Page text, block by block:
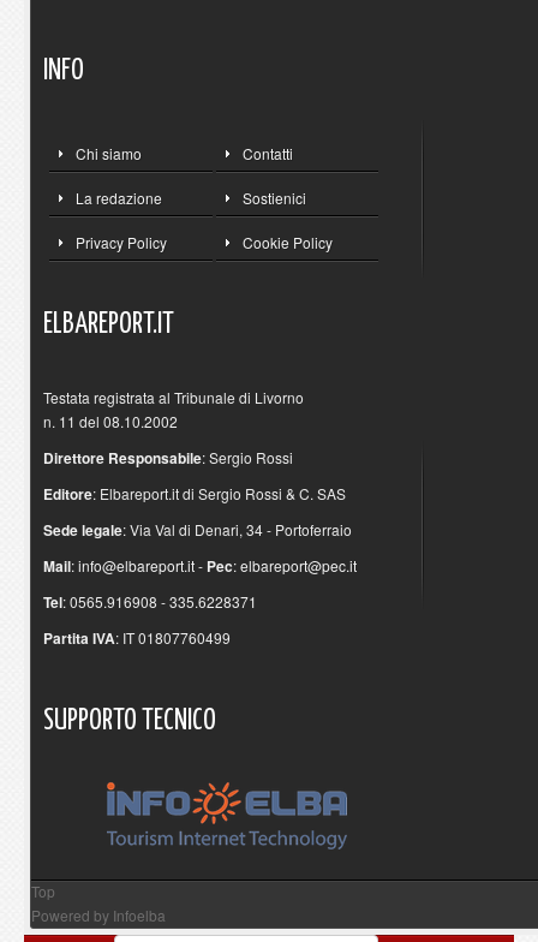
INFO
Chi siamo Contatti
La redazione Sostienici
Privacy Policy Cookie Policy
ELBAREPORT.IT
Testata registrata al Tribunale di Livorno
n. 11 del 08.10.2002
Direttore Responsabile: Sergio Rossi
Editore: Elbareport.it di Sergio Rossi & C. SAS
Sede legale: Via Val di Denari, 34 - Portoferraio
Mail:info@elbareport.it- Pec:elbareport@pec.it
Tel: 0565.916908 - 335.6228371
Partita IVA: IT 01807760499
SUPPORTO TECNICO
Top
Powered by Infoelba